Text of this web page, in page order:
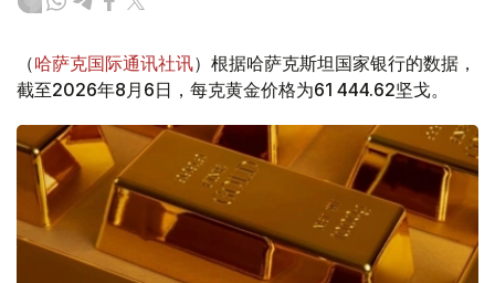
（哈萨克国际通讯社讯）根据哈萨克斯坦国家银行的数据，
截至2026年8月6日，每克黄金价格为61 444.62坚戈。